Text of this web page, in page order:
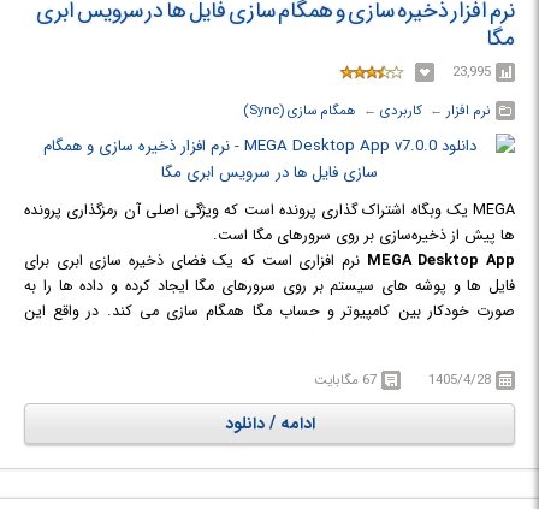
نرم افزار ذخیره سازی و همگام سازی فایل ها در سرویس ابری
مگا
23,995
نرم افزار ← ‏ کاربردی ← ‏ همگام سازی (Sync)
MEGA یک وبگاه اشتراک‌ گذاری پرونده است که ویژگی اصلی آن رمزگذاری پرونده‌
ها پیش از ذخیره‌سازی بر روی سرورهای مگا است.
MEGA Desktop App نرم افزاری است که یک فضای ذخیره سازی ابری برای
فایل ها و پوشه های سیستم بر روی سرورهای مگا ایجاد کرده و داده ها را به
صورت خودکار بین کامپیوتر و حساب مگا همگام سازی می کند. در واقع این
اسناد را بر روی کامپیوتر خودتان پیدا کنید.
1405/4/28 67 مگابایت
ادامه / دانلود